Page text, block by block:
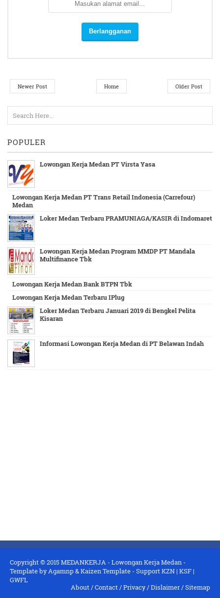
Newer Post Older Post
Home
POPULER
Lowongan Kerja Medan PT Virsta Yasa
Lowongan Kerja Medan PT Trans Retail Indonesia (Carrefour)
Medan
Loker Medan Terbaru PRAMUNIAGA/KASIR di Indomaret
Lowongan Kerja Medan Program MMDP PT Mandala
Multifinance Tbk
Lowongan Kerja Medan Bank BTPN Tbk
Lowongan Kerja Medan Terbaru IPlug
Loker Medan Terbaru Januari 2019 di Bengkel Pelita
Kisaran
Informasi Lowongan Kerja Medan di PT Belawan Indah
Copyright © 2015MEDANKERJA - Lowongan Kerja Medan -
Template byAgamnp&Kaizen Template - SupportKZN | KSF |
GWFL
About/Contact/Privacy/Dislaimer/Sitemap